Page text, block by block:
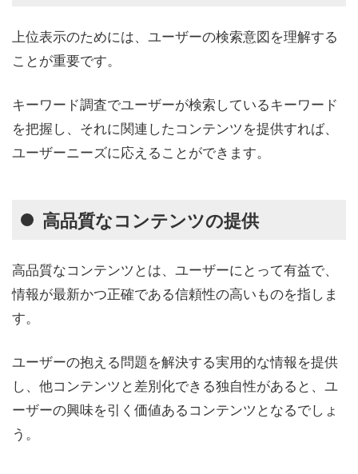
上位表示のためには、ユーザーの検索意図を理解する
ことが重要です。
キーワード調査でユーザーが検索しているキーワード
を把握し、それに関連したコンテンツを提供すれば、
ユーザーニーズに応えることができます。
高品質なコンテンツの提供
高品質なコンテンツとは、ユーザーにとって有益で、
情報が最新かつ正確である信頼性の高いものを指しま
す。
ユーザーの抱える問題を解決する実用的な情報を提供
し、他コンテンツと差別化できる独自性があると、ユ
ーザーの興味を引く価値あるコンテンツとなるでしょ
う。